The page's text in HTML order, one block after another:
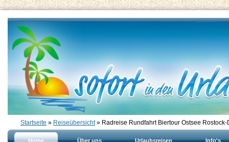
Startseite » Reiseübersicht» Radreise Rundfahrt Biertour Ostsee
Home Über uns Urlaubsreisen Info's